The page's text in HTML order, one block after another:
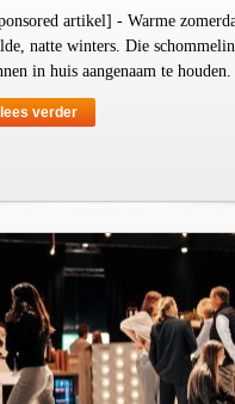
artikel] - Warme
natte winters. Die
in huis aangenaam te
lees verder